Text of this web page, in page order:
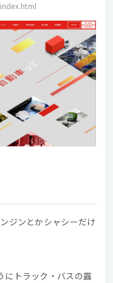
ジンとかシャシーだけ
にトラック・バスの露